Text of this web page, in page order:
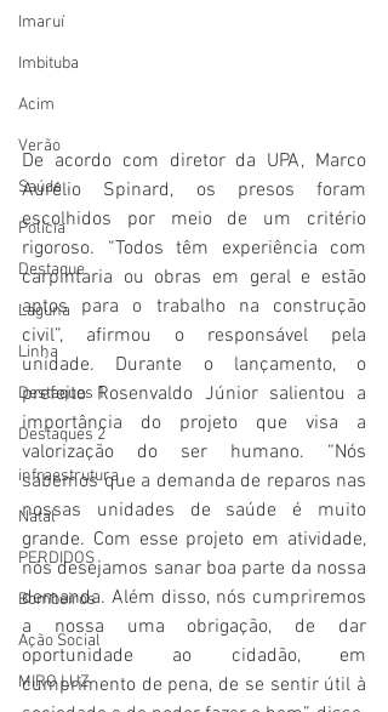
Imaruí
Imbituba
Acim
Verão
Saúde
Polícia
Destaque
Laguna
Linha
Destaques 1
Destaques 2
infraestrutura
Natal
PERDIDOS
Bombeiros
Ação Social
MIRO LUZ
De acordo com diretor da UPA, Marco
Aurélio Spinard, os presos foram
escolhidos por meio de um critério
rigoroso. “Todos têm experiência com
carpintaria ou obras em geral e estão
aptos para o trabalho na construção
civil”, afirmou o responsável pela
unidade. Durante o lançamento, o
prefeito Rosenvaldo Júnior salientou a
importância do projeto que visa a
valorização do ser humano. “Nós
sabemos que a demanda de reparos nas
nossas unidades de saúde é muito
grande. Com esse projeto em atividade,
nós desejamos sanar boa parte da nossa
demanda. Além disso, nós cumpriremos
a nossa uma obrigação, de dar
oportunidade ao cidadão, em
cumprimento de pena, de se sentir útil à